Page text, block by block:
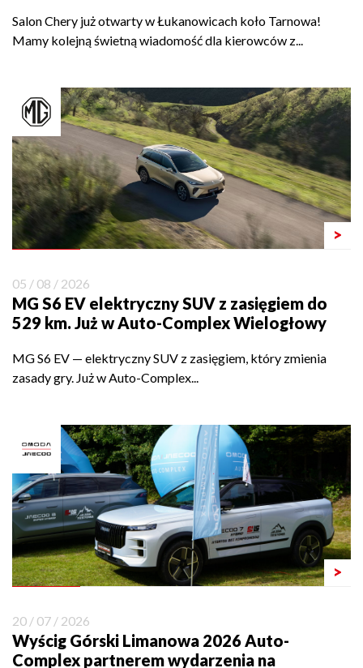
Salon Chery już otwarty w Łukanowicach koło Tarnowa!
Mamy kolejną świetną wiadomość dla kierowców z...
>
05 / 08 / 2026
MG S6 EV elektryczny SUV z zasięgiem do
529 km. Już w Auto-Complex Wielogłowy
MG S6 EV — elektryczny SUV z zasięgiem, który zmienia
zasady gry. Już w Auto-Complex...
>
20 / 07 / 2026
Wyścig Górski Limanowa 2026 Auto-
Complex partnerem wydarzenia na